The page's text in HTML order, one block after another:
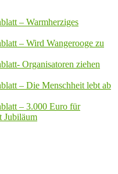
– Warmherziges
– Wird Wangerooge zu
Organisatoren ziehen
– Die Menschheit lebt ab
– 3.000 Euro für
Jubiläum